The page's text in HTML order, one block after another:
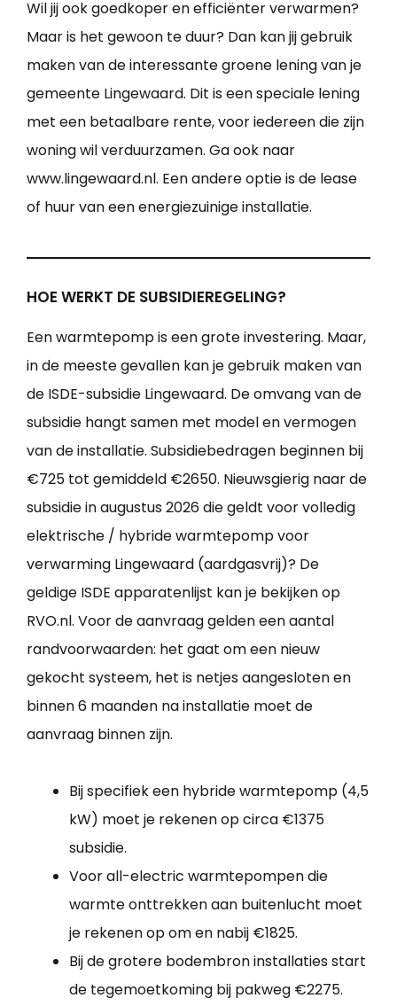
Wil jij ook goedkoper en efficiënter verwarmen?
Maar is het gewoon te duur? Dan kan jij gebruik
maken van de interessante groene lening van je
gemeente Lingewaard. Dit is een speciale lening
met een betaalbare rente, voor iedereen die zijn
woning wil verduurzamen. Ga ook naar
www.lingewaard.nl. Een andere optie is de lease
of huur van een energiezuinige installatie.
HOE WERKT DE SUBSIDIEREGELING?
Een warmtepomp is een grote investering. Maar,
in de meeste gevallen kan je gebruik maken van
de ISDE-subsidie Lingewaard. De omvang van de
subsidie hangt samen met model en vermogen
van de installatie. Subsidiebedragen beginnen bij
€725 tot gemiddeld €2650. Nieuwsgierig naar de
subsidie in augustus 2026 die geldt voor volledig
elektrische / hybride warmtepomp voor
verwarming Lingewaard (aardgasvrij)? De
geldige ISDE apparatenlijst kan je bekijken op
RVO.nl. Voor de aanvraag gelden een aantal
randvoorwaarden: het gaat om een nieuw
gekocht systeem, het is netjes aangesloten en
binnen 6 maanden na installatie moet de
aanvraag binnen zijn.
Bij specifiek een hybride warmtepomp (4,5
kW) moet je rekenen op circa €1375
subsidie.
Voor all-electric warmtepompen die
warmte onttrekken aan buitenlucht moet
je rekenen op om en nabij €1825.
Bij de grotere bodembron installaties start
de tegemoetkoming bij pakweg €2275.